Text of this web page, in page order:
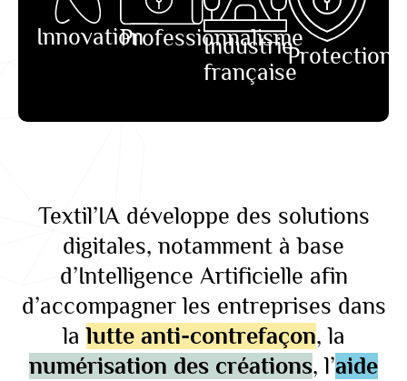
InnovationProfessionnalisme
Industrie
française
Protection
Textil’IA développe des solutions
digitales, notamment à base
d’Intelligence Artificielle afin
d’accompagner les entreprises dans
lalutte anti-contrefaçon, la
numérisation des créations, l’aide